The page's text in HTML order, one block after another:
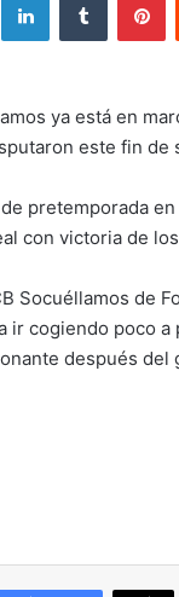
ya está en
este fin de
pretemporada
con victoria de
Socuéllamos de
ir cogiendo poco a
después del